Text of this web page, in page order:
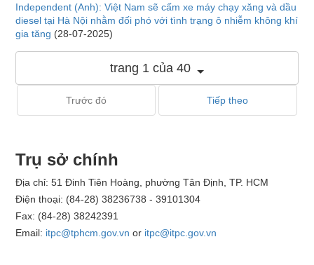
Independent (Anh): Việt Nam sẽ cấm xe máy chạy xăng và dầu
diesel tại Hà Nội nhằm đối phó với tình trạng ô nhiễm không khí
gia tăng (28-07-2025)
trang 1 của 40
Trước đó Tiếp theo
Trụ sở chính
Địa chỉ: 51 Đinh Tiên Hoàng, phường Tân Định, TP. HCM
Điện thoại: (84-28) 38236738 - 39101304
Fax: (84-28) 38242391
Email: itpc@tphcm.gov.vn or itpc@itpc.gov.vn